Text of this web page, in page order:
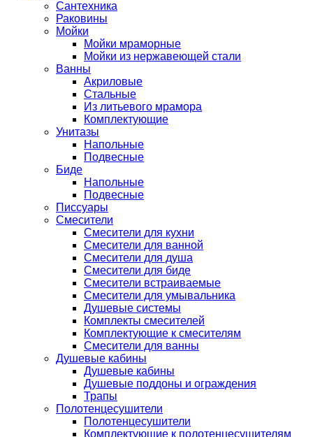
Сантехника
Раковины
Мойки
Мойки мраморные
Мойки из нержавеющей стали
Ванны
Акриловые
Стальные
Из литьевого мрамора
Комплектующие
Унитазы
Напольные
Подвесные
Биде
Напольные
Подвесные
Писсуары
Смесители
Смесители для кухни
Смесители для ванной
Смесители для душа
Смесители для биде
Смесители встраиваемые
Смесители для умывальника
Душевые системы
Комплекты смесителей
Комплектующие к смесителям
Смесители для ванны
Душевые кабины
Душевые кабины
Душевые поддоны и ограждения
Трапы
Полотенцесушители
Полотенцесушители
Комплектующие к полотенцесушителям